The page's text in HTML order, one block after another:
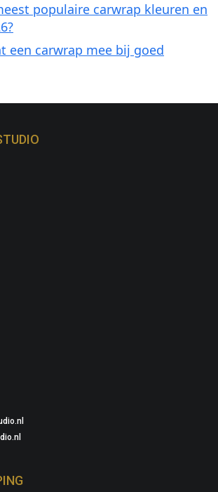
populaire carwrap kleuren en
een carwrap mee bij goed